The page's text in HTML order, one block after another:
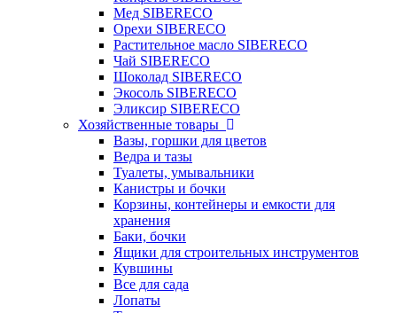
Мед SIBERECO
Орехи SIBERECO
Растительное масло SIBERECO
Чай SIBERECO
Шоколад SIBERECO
Экосоль SIBERECO
Эликсир SIBERECO
Хозяйственные товары
Вазы, горшки для цветов
Ведра и тазы
Туалеты, умывальники
Канистры и бочки
Корзины, контейнеры и емкости для
хранения
Баки, бочки
Ящики для строительных инструментов
Кувшины
Все для сада
Лопаты